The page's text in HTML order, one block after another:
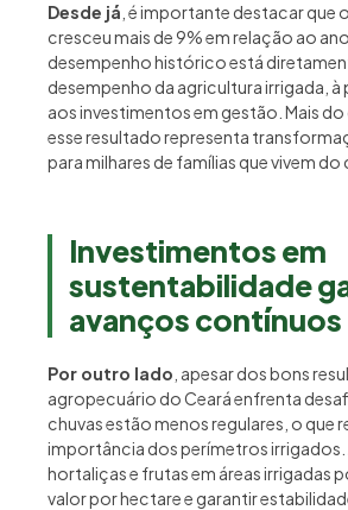
Desde já , é importante destacar que o
cresceu mais de 9% em relação ao
desempenho histórico está
desempenho da agricultura irrigada, à
aos investimentos em gestão. Mais do
esse resultado representa
para milhares de famílias que vivem do
Investimentos em
sustentabilidade
avanços contínuos
Por outro lado , apesar dos bons
agropecuário do Ceará enfrenta
chuvas estão menos regulares, o que
importância dos perímetros irrigados.
hortaliças e frutas em áreas irrigadas
valor por hectare e garantir